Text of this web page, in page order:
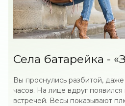
Села батарейка -
Вы проснулись разбитой,
часов. На лице вдруг
встречей. Весы показывают